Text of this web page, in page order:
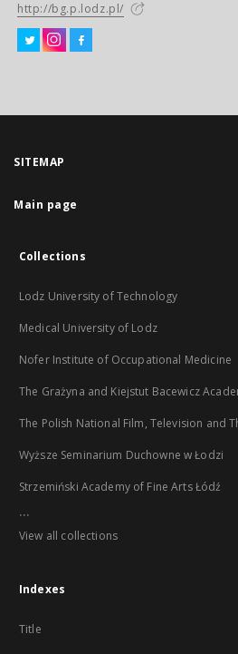
http://bg.p.lodz.pl/
SITEMAP
Main page
Collections
Lodz University of Technology
Medical University of Lodz
Nofer Institute of Occupational Medicine
The Grażyna and Kiejstut Bacewicz
The Polish National Film, Television and
Wyższe Seminarium Duchowne w Łodzi
Strzemiński Academy of Fine Arts Łódź
...
View all collections
Indexes
Title